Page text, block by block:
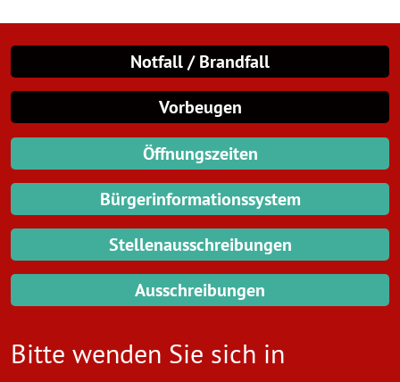
Notfall / Brandfall
Vorbeugen
Öffnungszeiten
Bürgerinformationssystem
Stellenausschreibungen
Ausschreibungen
Bitte wenden Sie sich in